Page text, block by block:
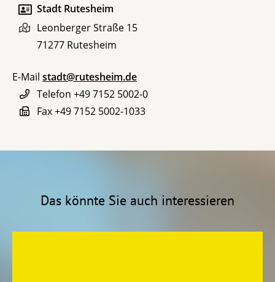
Stadt Rutesheim
Leonberger Straße 15
71277 Rutesheim
E-Mail stadt@rutesheim.de
Telefon +49 7152 5002-0
Fax+49 7152 5002-1033
Das könnte Sie auch interessieren